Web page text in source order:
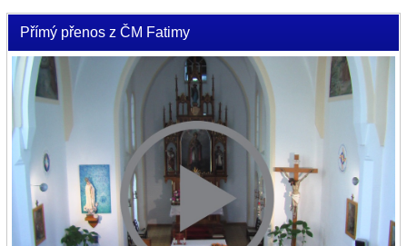
Přímý přenos z ČM Fatimy